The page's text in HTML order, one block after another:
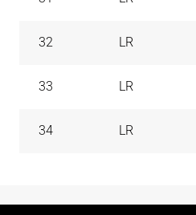
32 LR
33 LR
34 LR